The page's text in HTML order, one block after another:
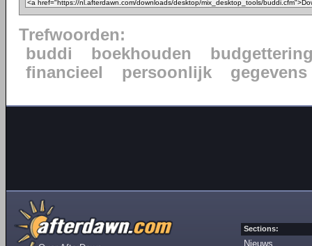
Trefwoorden:
buddi
boekhouden
financieel
persoonlijk gegevens
Sections:
Nieuws